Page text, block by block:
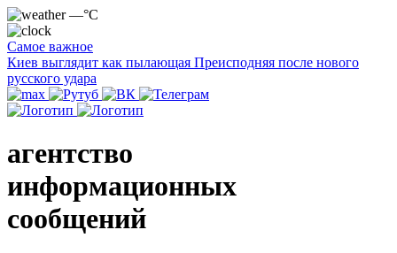
—°C
Самое важное
Киев выглядит как пылающая Преисподняя после нового
русского удара
агентство
информационных
сообщений